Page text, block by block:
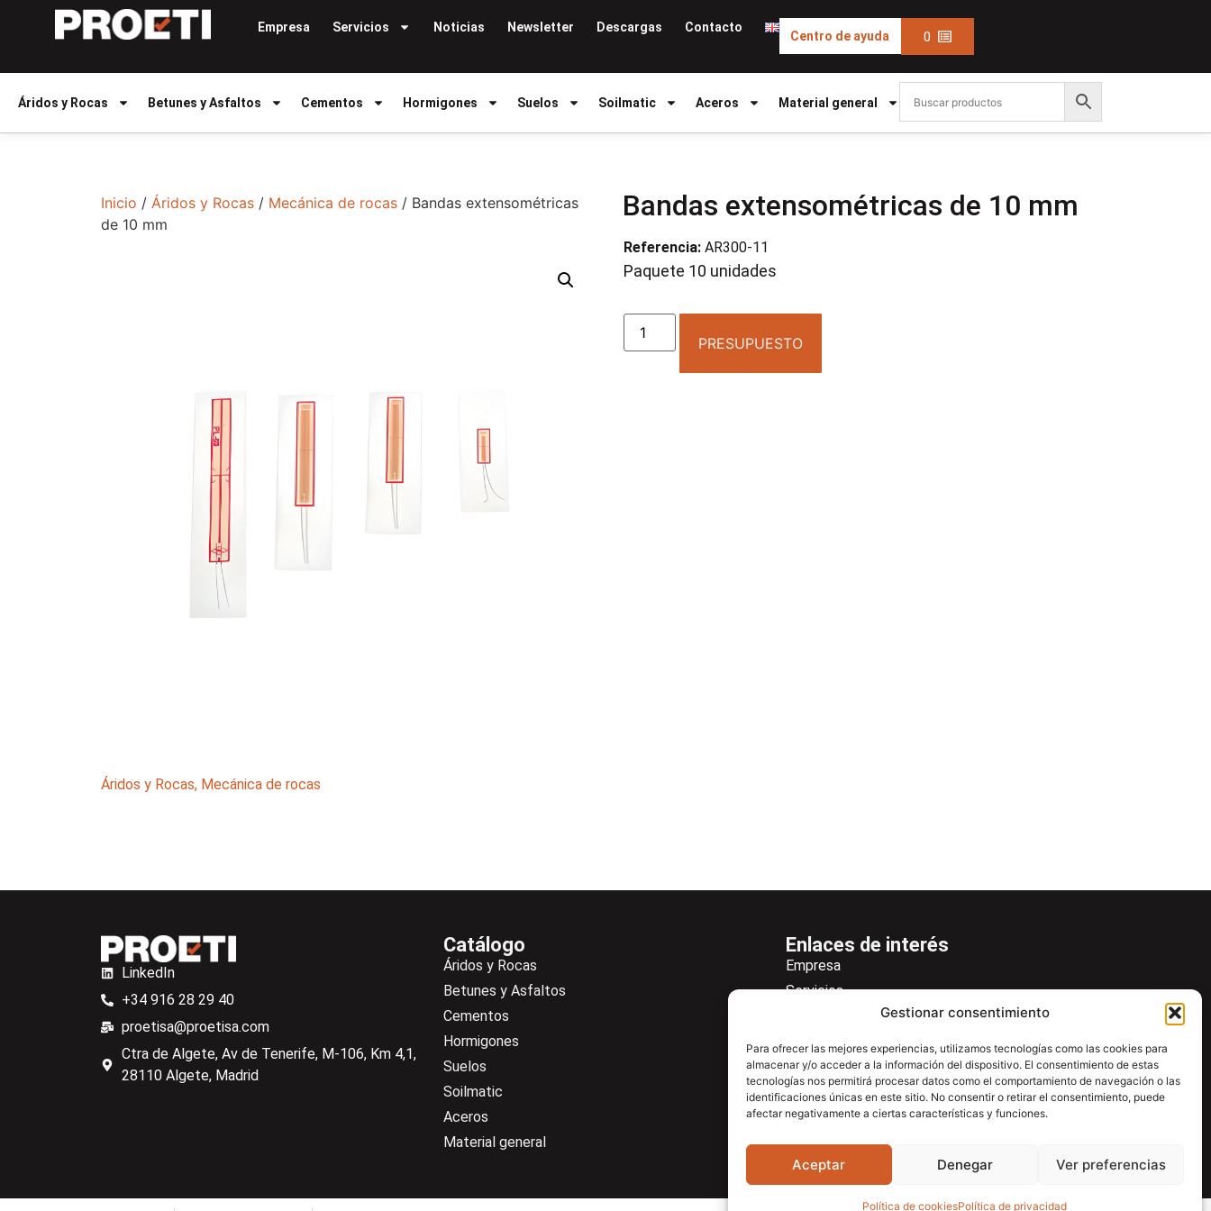
Gestionar consentimiento
Para ofrecer las mejores experiencias, utilizamos tecnologías como las cookies para
almacenar y/o acceder a la información del dispositivo. El consentimiento de estas
tecnologías nos permitirá procesar datos como el comportamiento de navegación o las
identificaciones únicas en este sitio. No consentir o retirar el consentimiento, puede
afectar negativamente a ciertas características y funciones.
Aceptar Denegar Ver preferencias
Política de cookiesPolítica de privacidad
Empresa Servicios Noticias Newsletter Descargas Contacto
Centro de ayuda 0
Áridos y Rocas Betunes y Asfaltos Cementos Hormigones Suelos Soilmatic Aceros Material general
Inicio / Áridos y Rocas / Mecánica de rocas / Bandas extensométricas
de 10 mm
Áridos y Rocas, Mecánica de rocas
Bandas extensométricas de 10 mm
Referencia: AR300-11
Paquete 10 unidades
PRESUPUESTO
LinkedIn
+34 916 28 29 40
proetisa@proetisa.com
Ctra de Algete, Av de Tenerife, M-106, Km 4,1,
28110 Algete, Madrid
Catálogo
Áridos y Rocas
Betunes y Asfaltos
Cementos
Hormigones
Suelos
Soilmatic
Aceros
Material general
Enlaces de interés
Empresa
Servicios
Newsletter
Descargas
Contacto
Centro de ayuda